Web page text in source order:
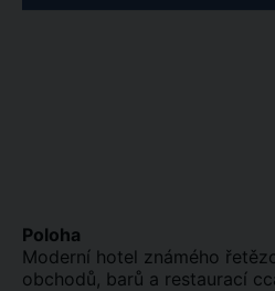
Poloha
Moderní hotel známého
obchodů, barů a restaurací